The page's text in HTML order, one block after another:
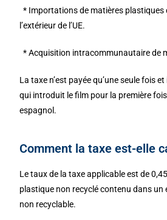
* Importations de matières plastiques
l’extérieur de l’UE.
* Acquisition intracommunautaire de
La taxe n’est payée qu’une seule fois
qui introduit le film pour la première
espagnol.
Comment la taxe est-elle
Le taux de la taxe applicable est de
plastique non recyclé contenu dans un
non recyclable.